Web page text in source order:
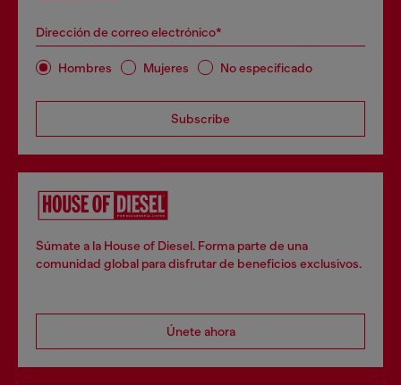
Dirección de correo electrónico*
Hombres Mujeres No especificado
Subscribe
Súmate a la House of Diesel. Forma parte de una
comunidad global para disfrutar de beneficios exclusivos.
Únete ahora